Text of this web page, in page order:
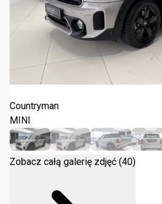
MINI Countryman Cooper Classic
Countryman
MINI
Zobacz całą galerię zdjęć (40)